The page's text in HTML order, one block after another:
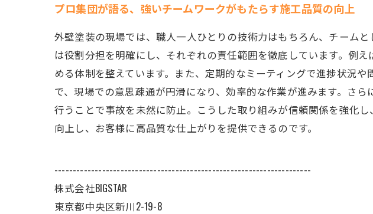
プロ集団が語る、強いチームワークがもたらす施工品質の向上
外壁塗装の現場では、職人一人ひとりの技術力はもちろん、チーム
は役割分担を明確にし、それぞれの責任範囲を徹底しています。例
める体制を整えています。また、定期的なミーティングで進捗状況
で、現場での意思疎通が円滑になり、効率的な作業が進みます。さ
行うことで事故を未然に防止。こうした取り組みが信頼関係を強化
向上し、お客様に高品質な仕上がりを提供できるのです。
----------------------------------------------------------------------
株式会社BIGSTAR
東京都中央区新川2-19-8